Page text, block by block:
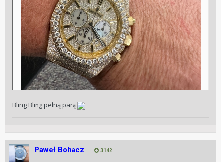
Bling Bling pełną parą
Paweł Bohacz 3142